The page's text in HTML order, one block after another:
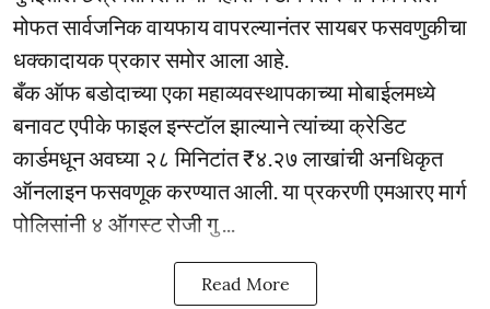
मोफत सार्वजनिक वायफाय वापरल्यानंतर सायबर फसवणुकीचा
धक्कादायक प्रकार समोर आला आहे.
बँक ऑफ बडोदाच्या एका महाव्यवस्थापकाच्या मोबाईलमध्ये
बनावट एपीके फाइल इन्स्टॉल झाल्याने त्यांच्या क्रेडिट
कार्डमधून अवघ्या २८ मिनिटांत ₹४.२७ लाखांची अनधिकृत
ऑनलाइन फसवणूक करण्यात आली. या प्रकरणी एमआरए मार्ग
पोलिसांनी ४ ऑगस्ट रोजी गु ...
Read More